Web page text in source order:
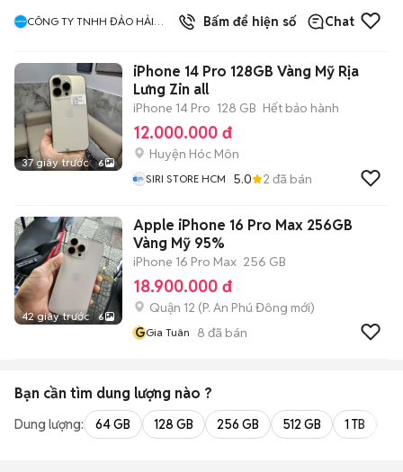
CÔNG TY TNHH ĐẢO HẢI
10đã bán
Bấm để hiện số Chat
37 giây trước 6
iPhone 14 Pro 128GB Vàng Mỹ Rịa
Lưng Zin all
iPhone 14 Pro 128 GB Hết bảo hành
12.000.000 đ
Huyện Hóc Môn
SIRI STORE HCM 5.0 2 đã bán
42 giây trước 6
Apple iPhone 16 Pro Max 256GB
Vàng Mỹ 95%
iPhone 16 Pro Max 256 GB
18.900.000 đ
Quận 12 (P. An Phú Đông mới)
GGia Tuân 8 đã bán
Bạn cần tìm dung lượng nào ?
Dung lượng: 64 GB 128 GB 256 GB 512 GB 1 TB